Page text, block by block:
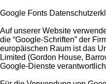
Google Fonts
Auf unserer Website
die “Google-Schriften” der
europäischen Raum ist das
Limited (Gordon House,
Google-Dienste